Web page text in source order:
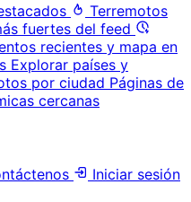
Terremotos
fuertes del feed
recientes y mapa en
Explorar países y
por ciudad Páginas de
cercanas
Iniciar sesión